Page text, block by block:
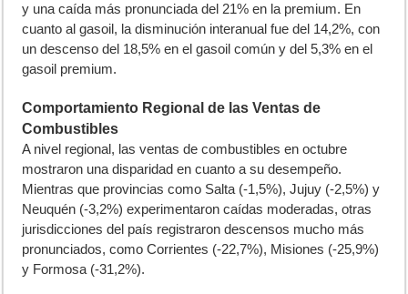
y una caída más pronunciada del 21% en la premium. En
cuanto al gasoil, la disminución interanual fue del 14,2%, con
un descenso del 18,5% en el gasoil común y del 5,3% en el
gasoil premium.
Comportamiento Regional de las Ventas de
Combustibles
A nivel regional, las ventas de combustibles en octubre
mostraron una disparidad en cuanto a su desempeño.
Mientras que provincias como Salta (-1,5%), Jujuy (-2,5%) y
Neuquén (-3,2%) experimentaron caídas moderadas, otras
jurisdicciones del país registraron descensos mucho más
pronunciados, como Corrientes (-22,7%), Misiones (-25,9%)
y Formosa (-31,2%).